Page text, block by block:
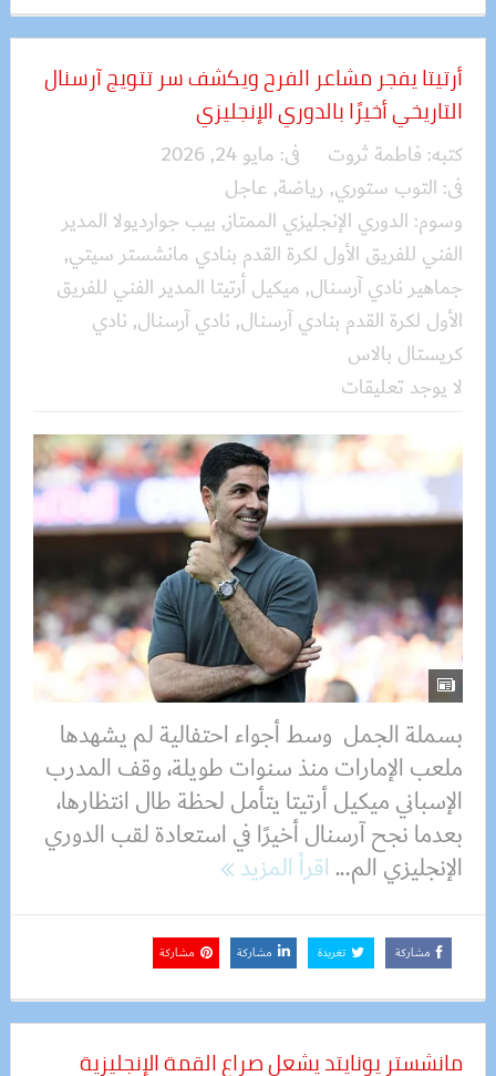
أرتيتا يفجر مشاعر الفرح ويكشف سر تتويج آرسنال
التاريخي أخيرًا بالدوري الإنجليزي
كتبه: فاطمة ثروت فى: مايو 24, 2026
فى: التوب ستوري, رياضة, عاجل
وسوم: الدوري الإنجليزي الممتاز, بيب جوارديولا المدير
الفني للفريق الأول لكرة القدم بنادي مانشستر سيتي,
جماهير نادي آرسنال, ميكيل أرتيتا المدير الفني للفريق
الأول لكرة القدم بنادي آرسنال, نادي آرسنال, نادي
كريستال بالاس
لا يوجد تعليقات
بسملة الجمل وسط أجواء احتفالية لم يشهدها
ملعب الإمارات منذ سنوات طويلة، وقف المدرب
الإسباني ميكيل أرتيتا يتأمل لحظة طال انتظارها،
بعدما نجح آرسنال أخيرًا في استعادة لقب الدوري
الإنجليزي الم...اقرأ المزيد
مشاركة تغريدة مشاركة مشاركة
مانشستر يونايتد يشعل صراع القمة الإنجليزية